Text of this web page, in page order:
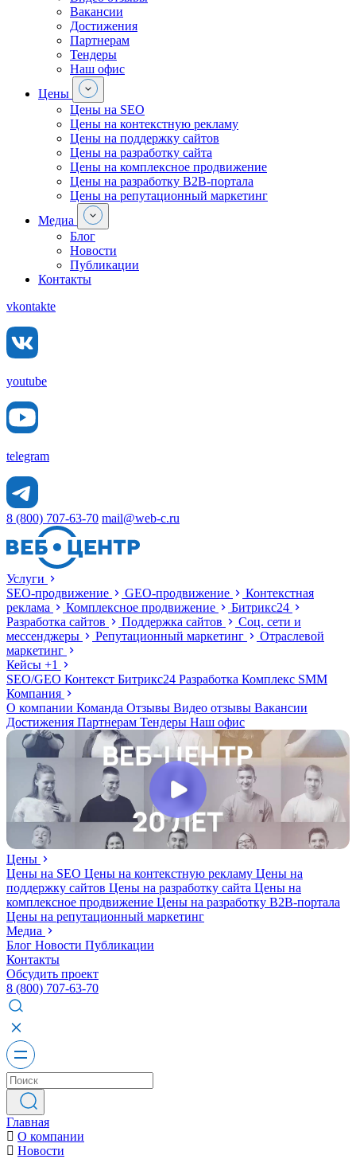
Вакансии
Достижения
Партнерам
Тендеры
Наш офис
Цены
Цены на SEO
Цены на контекстную рекламу
Цены на поддержку сайтов
Цены на разработку сайта
Цены на комплексное продвижение
Цены на разработку В2В-портала
Цены на репутационный маркетинг
Медиа
Блог
Новости
Публикации
Контакты
vkontakte
youtube
telegram
8 (800) 707-63-70 mail@web-c.ru
Услуги
SEO-продвижение
GEO-продвижение
Контекстная
реклама
Комплексное продвижение
Битрикс24
Разработка сайтов
Поддержка сайтов
Соц. сети и
мессенджеры
Репутационный маркетинг
Отраслевой
маркетинг
Кейсы +1
SEO/GEO Контекст Битрикс24 Разработка Комплекс SMM
Компания
О компании Команда Отзывы Видео отзывы Вакансии
Достижения Партнерам Тендеры Наш офис
Цены
Цены на SEO Цены на контекстную рекламу Цены на
поддержку сайтов Цены на разработку сайта Цены на
комплексное продвижение Цены на разработку В2В-портала
Цены на репутационный маркетинг
Медиа
Блог Новости Публикации
Контакты
Обсудить проект
8 (800) 707-63-70
Главная
О компании
Новости